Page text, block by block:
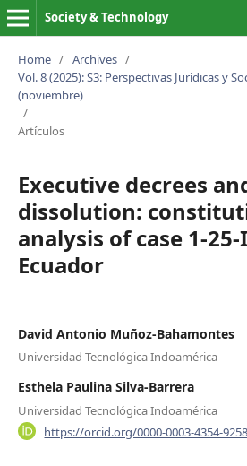
Society & Technology
Home / Archives /
Vol. 8 (2025): S3: Perspectivas Jurídicas y
(noviembre)
/
Artículos
Executive decrees
dissolution:
analysis of case 1-
Ecuador
David Antonio Muñoz-Bahamontes
Universidad Tecnológica Indoamérica
Esthela Paulina Silva-Barrera
Universidad Tecnológica Indoamérica
https://orcid.org/0000-0003-4354-9258